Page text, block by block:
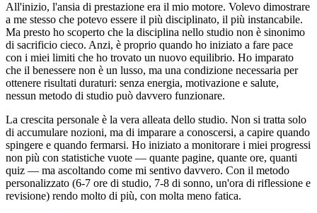
All'inizio, l'ansia di prestazione era il mio motore. Volevo dimostrare
a me stesso che potevo essere il più disciplinato, il più instancabile.
Ma presto ho scoperto che la disciplina nello studio non è sinonimo
di sacrificio cieco. Anzi, è proprio quando ho iniziato a fare pace
con i miei limiti che ho trovato un nuovo equilibrio. Ho imparato
che il benessere non è un lusso, ma una condizione necessaria per
ottenere risultati duraturi: senza energia, motivazione e salute,
nessun metodo di studio può davvero funzionare.
La crescita personale è la vera alleata dello studio. Non si tratta solo
di accumulare nozioni, ma di imparare a conoscersi, a capire quando
spingere e quando fermarsi. Ho iniziato a monitorare i miei progressi
non più con statistiche vuote — quante pagine, quante ore, quanti
quiz — ma ascoltando come mi sentivo davvero. Con il metodo
personalizzato (6-7 ore di studio, 7-8 di sonno, un'ora di riflessione e
revisione) rendo molto di più, con molta meno fatica.